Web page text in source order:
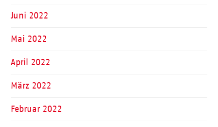
Juni 2022
Mai 2022
April 2022
März 2022
Februar 2022